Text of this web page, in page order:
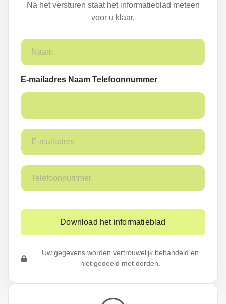
Na het versturen staat het informatieblad meteen
voor u klaar.
N
a
*E-mailadres Naam Telefoonnummer
E
m
i
a
r
*
T
l
f
n
u
e
Download het informatieblad
Uw gegevens worden vertrouwelijk behandeld en
niet gedeeld met derden.